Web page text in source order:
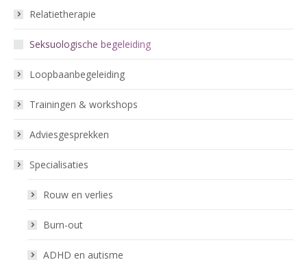
Relatietherapie
Seksuologische begeleiding
Loopbaanbegeleiding
Trainingen & workshops
Adviesgesprekken
Specialisaties
Rouw en verlies
Burn-out
ADHD en autisme